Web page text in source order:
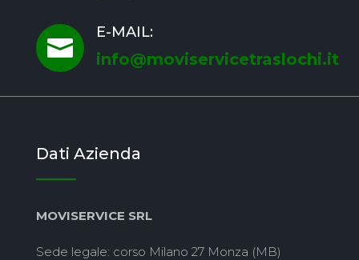

E-MAIL:
info@moviservicetraslochi.it
Dati Azienda
MOVISERVICE SRL
Sede legale: corso Milano 27 Monza (MB)